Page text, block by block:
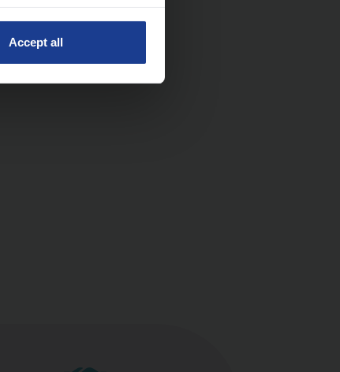
Accept all